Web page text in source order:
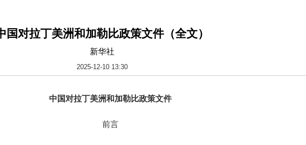
国对拉丁美洲和加勒比政策文件（全文）
新华社
2025-12-10 13:30
中国对拉丁美洲和加勒比政策文件
前言